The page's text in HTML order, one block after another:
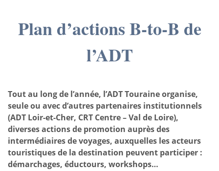
Plan d’actions B-to-B de
l’ADT
Tout au long de l’année, l’ADT Touraine organise,
seule ou avec d’autres partenaires institutionnels
(ADT Loir-et-Cher, CRT Centre – Val de Loire),
diverses actions de promotion auprès des
intermédiaires de voyages, auxquelles les acteurs
touristiques de la destination peuvent participer :
démarchages, éductours, workshops…